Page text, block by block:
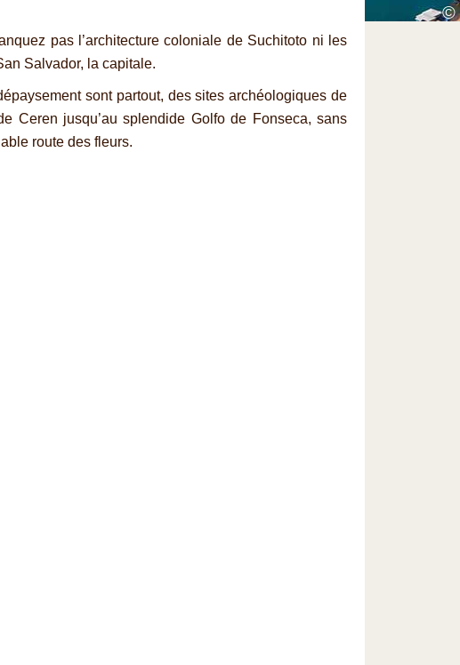
©
pas l’architecture coloniale de Suchitoto ni les
Salvador, la capitale.
sont partout, des sites archéologiques de
Ceren jusqu’au splendide Golfo de Fonseca, sans
route des fleurs.